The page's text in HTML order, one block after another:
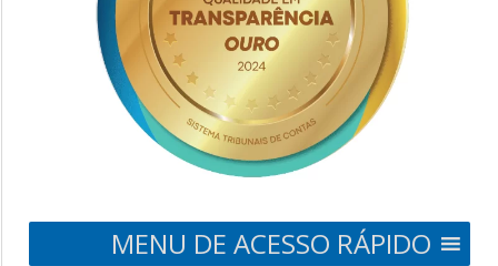
MENU DE ACESSO RÁPIDO